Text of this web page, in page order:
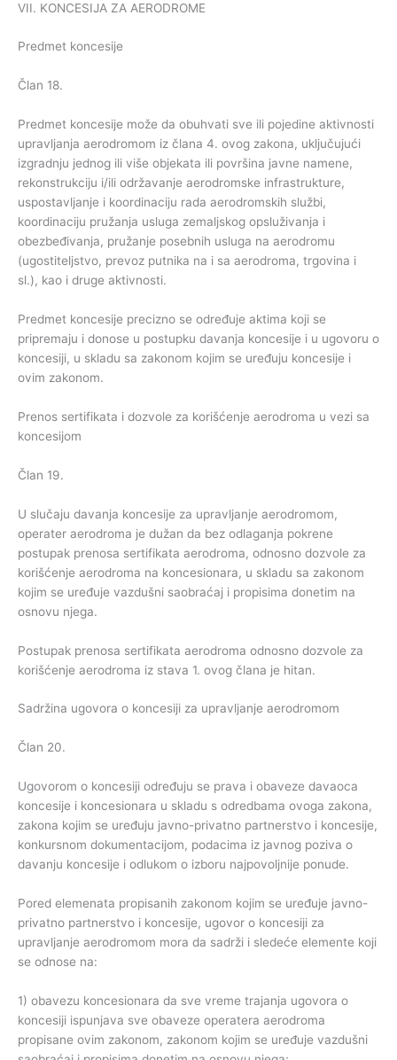
VII. KONCESIJA ZA AERODROME
Predmet koncesije
Član 18.
Predmet koncesije može da obuhvati sve ili pojedine aktivnosti
upravljanja aerodromom iz člana 4. ovog zakona, uključujući
izgradnju jednog ili više objekata ili površina javne namene,
rekonstrukciju i/ili održavanje aerodromske infrastrukture,
uspostavljanje i koordinaciju rada aerodromskih službi,
koordinaciju pružanja usluga zemaljskog opsluživanja i
obezbeđivanja, pružanje posebnih usluga na aerodromu
(ugostiteljstvo, prevoz putnika na i sa aerodroma, trgovina i
sl.), kao i druge aktivnosti.
Predmet koncesije precizno se određuje aktima koji se
pripremaju i donose u postupku davanja koncesije i u ugovoru o
koncesiji, u skladu sa zakonom kojim se uređuju koncesije i
ovim zakonom.
Prenos sertifikata i dozvole za korišćenje aerodroma u vezi sa
koncesijom
Član 19.
U slučaju davanja koncesije za upravljanje aerodromom,
operater aerodroma je dužan da bez odlaganja pokrene
postupak prenosa sertifikata aerodroma, odnosno dozvole za
korišćenje aerodroma na koncesionara, u skladu sa zakonom
kojim se uređuje vazdušni saobraćaj i propisima donetim na
osnovu njega.
Postupak prenosa sertifikata aerodroma odnosno dozvole za
korišćenje aerodroma iz stava 1. ovog člana je hitan.
Sadržina ugovora o koncesiji za upravljanje aerodromom
Član 20.
Ugovorom o koncesiji određuju se prava i obaveze davaoca
koncesije i koncesionara u skladu s odredbama ovoga zakona,
zakona kojim se uređuju javno-privatno partnerstvo i koncesije,
konkursnom dokumentacijom, podacima iz javnog poziva o
davanju koncesije i odlukom o izboru najpovoljnije ponude.
Pored elemenata propisanih zakonom kojim se uređuje javno-
privatno partnerstvo i koncesije, ugovor o koncesiji za
upravljanje aerodromom mora da sadrži i sledeće elemente koji
se odnose na:
1) obavezu koncesionara da sve vreme trajanja ugovora o
koncesiji ispunjava sve obaveze operatera aerodroma
propisane ovim zakonom, zakonom kojim se uređuje vazdušni